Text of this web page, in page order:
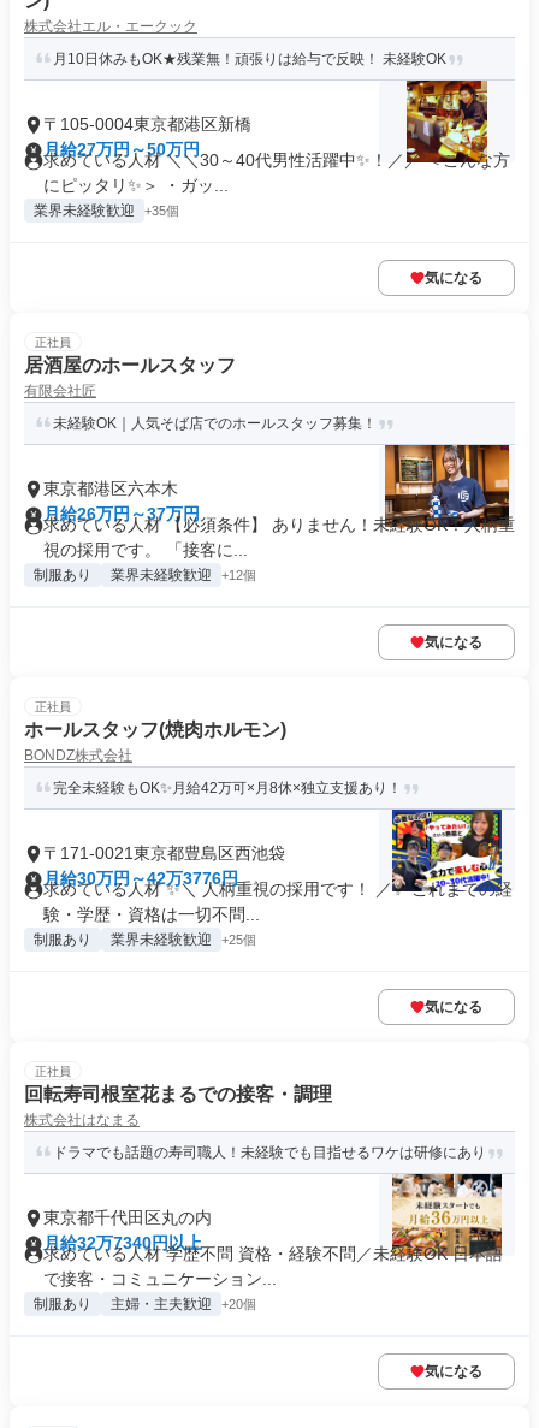
株式会社エル・エークック
月10日休みもOK★残業無！頑張りは給与で反映！ 未経験OK
〒105-0004東京都港区新橋
月給27万円～50万円
求めている人材 ＼＼30～40代男性活躍中✨！／／ ＜こんな方
にピッタリ✨＞ ・ガッ...
業界未経験歓迎 +35個
気になる
正社員
居酒屋のホールスタッフ
有限会社匠
未経験OK｜人気そば店でのホールスタッフ募集！
東京都港区六本木
月給26万円～37万円
求めている人材 【必須条件】 ありません！未経験OK！人柄重
視の採用です。 「接客に...
制服あり 業界未経験歓迎 +12個
気になる
正社員
ホールスタッフ(焼肉ホルモン)
BONDZ株式会社
完全未経験もOK✨月給42万可×月8休×独立支援あり！
〒171-0021東京都豊島区西池袋
月給30万円～42万3776円
求めている人材 ✨＼ 人柄重視の採用です！ ／✨ これまでの経
験・学歴・資格は一切不問...
制服あり 業界未経験歓迎 +25個
気になる
正社員
回転寿司根室花まるでの接客・調理
株式会社はなまる
ドラマでも話題の寿司職人！未経験でも目指せるワケは研修にあり
東京都千代田区丸の内
月給32万7340円以上
求めている人材 学歴不問 資格・経験不問／未経験OK 日本語
で接客・コミュニケーション...
制服あり 主婦・主夫歓迎 +20個
気になる